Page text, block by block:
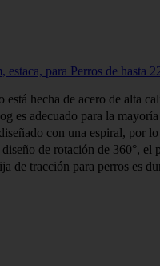
para Perros de
hecha de acero de alta
es adecuado para la
con una espiral, por
de rotación de 360°,
de tracción para perros es